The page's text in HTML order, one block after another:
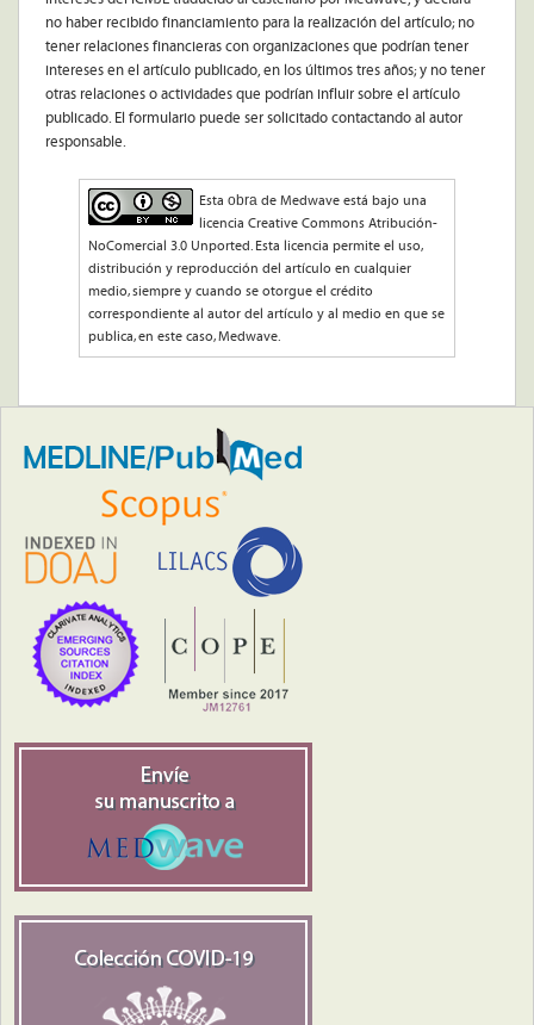
no haber recibido financiamiento para la realización del artículo; no
tener relaciones financieras con organizaciones que podrían tener
intereses en el artículo publicado, en los últimos tres años; y no tener
otras relaciones o actividades que podrían influir sobre el artículo
publicado. El formulario puede ser solicitado contactando al autor
responsable.
Esta obra de Medwave está bajo una
licencia Creative Commons Atribución-
NoComercial 3.0 Unported. Esta licencia permite el uso,
distribución y reproducción del artículo en cualquier
medio, siempre y cuando se otorgue el crédito
correspondiente al autor del artículo y al medio en que se
publica, en este caso, Medwave.